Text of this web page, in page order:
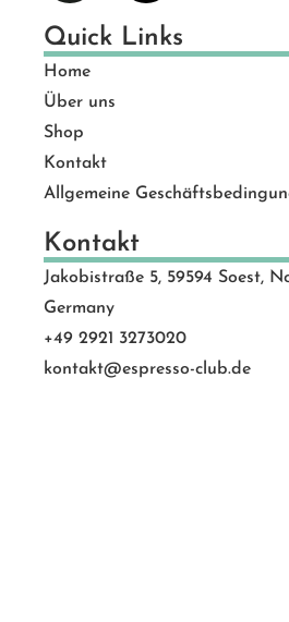
Quick Links
Home
Über uns
Shop
Kontakt
Allgemeine
Kontakt
Jakobistraße 5, 59594 Soest,
Germany
+49 2921 3273020
kontakt@espresso-club.de